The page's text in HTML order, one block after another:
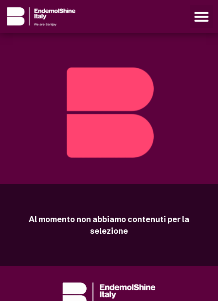
Al momento non abbiamo contenuti per la
selezione